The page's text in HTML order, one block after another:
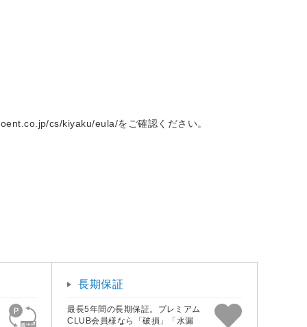
cs/kiyaku/eula/をご確認ください。
長期保証
最長5年間の長期保証。プレミアム
CLUB会員様なら「破損」「水漏